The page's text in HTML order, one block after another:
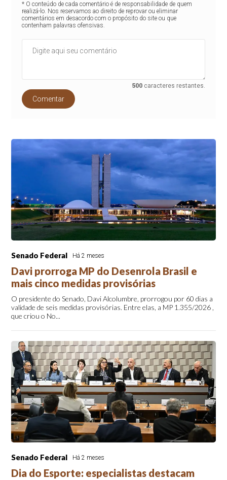
* O conteúdo de cada comentário é de responsabilidade de quem
realizá-lo. Nos reservamos ao direito de reprovar ou eliminar
comentários em desacordo com o propósito do site ou que
contenham palavras ofensivas.
500 caracteres restantes.
Comentar
Senado Federal Há 2 meses
Davi prorroga MP do Desenrola Brasil e
mais cinco medidas provisórias
O presidente do Senado, Davi Alcolumbre, prorrogou por 60 dias a
validade de seis medidas provisórias. Entre elas, a MP 1.355/2026 ,
que criou o No...
Senado Federal Há 2 meses
Dia do Esporte: especialistas destacam